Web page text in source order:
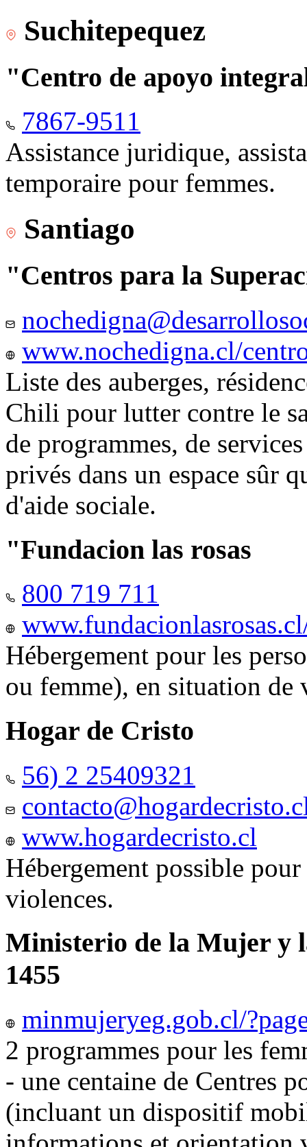
Suchitepequez
"Centro de apoyo
7867-9511
Assistance juridique,
temporaire pour femmes.
Santiago
"Centros para la
www.nochedigna.cl/
Liste des auberges,
Chili pour lutter contre le
de programmes, de
privés dans un espace sûr
d'aide sociale.
"Fundacion las rosas
800 719 711
Hébergement pour les
ou femme), en situation
Hogar de Cristo
56) 2 25409321
www.hogardecristo.cl
Hébergement possible
violences.
Ministerio de la Mujer y
1455
minmujeryeg.gob.cl/
2 programmes pour les
- une centaine de Centres
(incluant un dispositif